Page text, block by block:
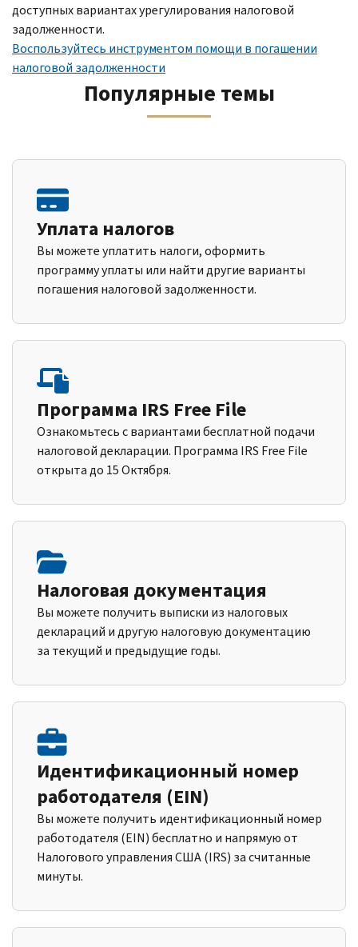
доступных вариантах урегулирования налоговой
задолженности.
Воспользуйтесь инструментом помощи в погашении
налоговой задолженности
Популярные темы
Уплата налогов
Вы можете уплатить налоги, оформить
программу уплаты или найти другие варианты
погашения налоговой задолженности.
Программа IRS Free File
Ознакомьтесь с вариантами бесплатной подачи
налоговой декларации. Программа IRS Free File
открыта до 15 Октября.
Налоговая документация
Вы можете получить выписки из налоговых
деклараций и другую налоговую документацию
за текущий и предыдущие годы.
Идентификационный номер
работодателя (EIN)
Вы можете получить идентификационный номер
работодателя (EIN) бесплатно и напрямую от
Налогового управления США (IRS) за считанные
минуты.